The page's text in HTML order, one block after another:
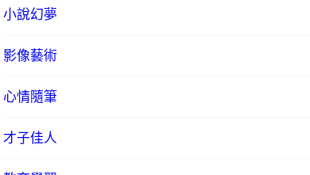
小說幻夢
影像藝術
心情隨筆
才子佳人